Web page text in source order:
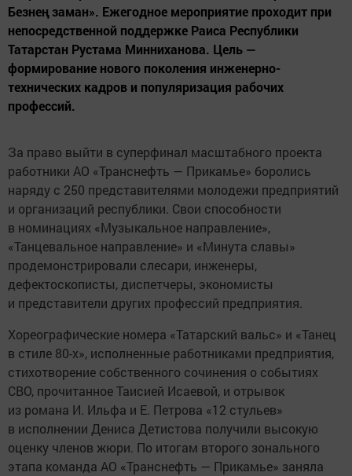
Безнең заман». Ежегодное мероприятие проходит при
непосредственной поддержке Раиса Республики
Татарстан Рустама Минниханова. Цель —
формирование нового поколения инженерно-
технических кадров и популяризация рабочих
профессий.
За право выйти в суперфинал масштабного проекта
работники АО «Транснефть — Прикамье» боролись
наряду с 250 представителями молодежи предприятий
и организаций республики. Свои способности
в номинациях «Музыкальное направление»,
«Танцевальное направление» и «Минута славы»
продемонстрировали слесари, инженеры,
дефектоскописты, диспетчеры, экономисты
и представители других профессий предприятия.
Хореографические номера «Татарский вальс» и «Танец
в стиле 80-х», исполненные работниками предприятия,
стихотворение собственного сочинения о событиях
СВО, прочитанное Таисией Исаевой, и отрывок
из романа И. Ильфа и Е. Петрова «12 стульев»
в исполнении Дениса Детистова получили высокую
оценку членов жюри. По итогам второго зонального
этапа команда АО «Транснефть — Прикамье» заняла